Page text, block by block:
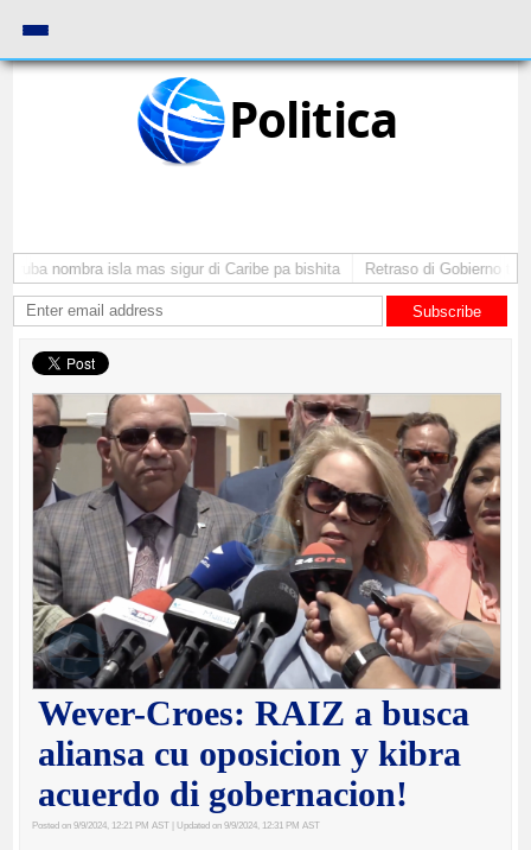
Politica
nombra isla mas sigur di Caribe pa bishita Retraso di Gobierno ta
Subscribe
Wever-Croes: RAIZ a busca
aliansa cu oposicion y kibra
acuerdo di gobernacion!
Posted on 9/9/2024, 12:21 PM AST | Updated on 9/9/2024, 12:31 PM AST